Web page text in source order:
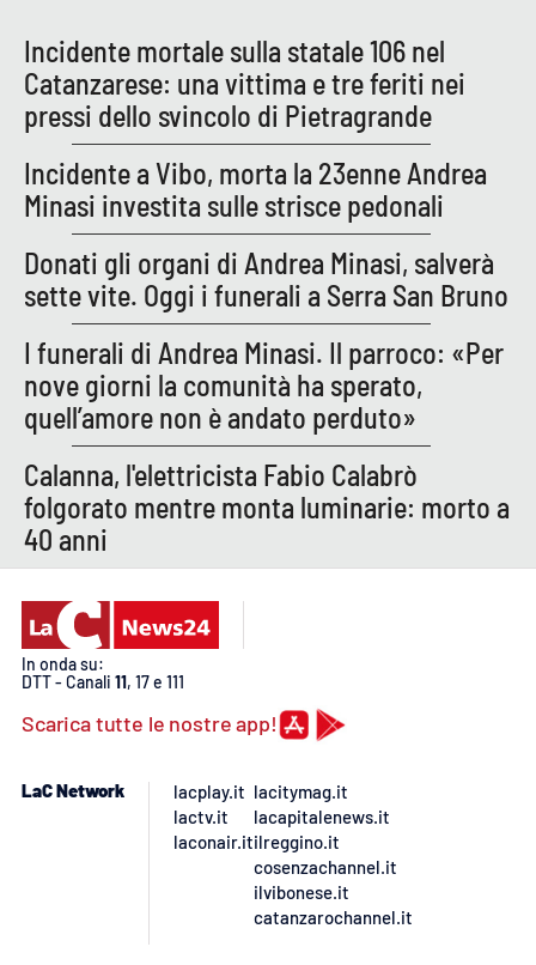
LA
CALABRIAVISIONE
Destinazioni
Eventi
Food
Storie
LAC
NETWORK
Lacplay.it
Lactv.it
Laconair.it
Lacitymag.it
Lacapitalenews.it
Ilreggino.it
Cosenzachannel.it
Incidente mortale sulla statale 106 nel
Catanzarese: una vittima e tre feriti nei
pressi dello svincolo di Pietragrande
Incidente a Vibo, morta la 23enne Andrea
Minasi investita sulle strisce pedonali
Donati gli organi di Andrea Minasi, salverà
sette vite. Oggi i funerali a Serra San Bruno
I funerali di Andrea Minasi. Il parroco: «Per
nove giorni la comunità ha sperato,
quell’amore non è andato perduto»
Calanna, l'elettricista Fabio Calabrò
folgorato mentre monta luminarie: morto a
40 anni
In onda su:
DTT - Canali 11, 17 e 111
Scarica tutte le nostre app!
LaC Network
lacplay.it
lactv.it
laconair.it
lacitymag.it
lacapitalenews.it
ilreggino.it
cosenzachannel.it
ilvibonese.it
catanzarochannel.it